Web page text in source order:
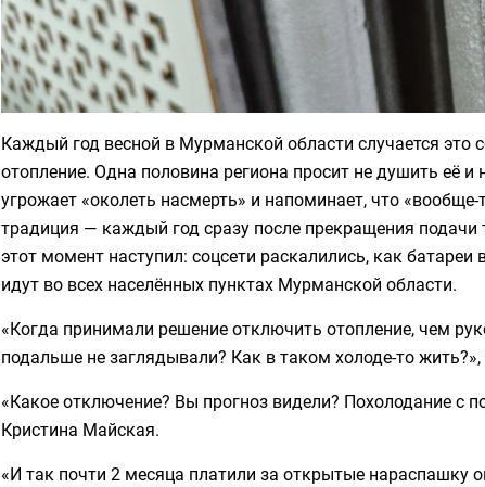
Каждый год весной в Мурманской области случается это
отопление. Одна половина региона просит не душить её и
угрожает «околеть насмерть» и напоминает, что
традиция — каждый год сразу после прекращения подачи
этот момент наступил: соцсети раскалились, как
идут во всех населённых пунктах Мурманской области.
«Когда принимали решение отключить отопление, чем
подальше не заглядывали? Как в таком холоде-то
«Какое отключение? Вы прогноз видели? Похолодание с
Кристина Майская.
«И так почти 2 месяца платили за открытые нараспашку